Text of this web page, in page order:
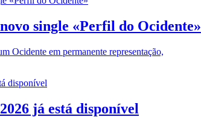
single «Perfil do Ocidente»
Ocidente em permanente representação,
já está disponível